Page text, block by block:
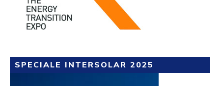
SPECIALE INTERSOLAR 2025